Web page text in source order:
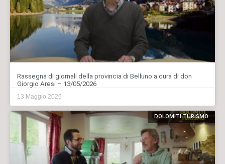
Rassegna di giornali della provincia di Belluno a cura di don
Giorgio Aresi – 13/05/2026
13 Maggio 2026
DOLOMITI TURISMO